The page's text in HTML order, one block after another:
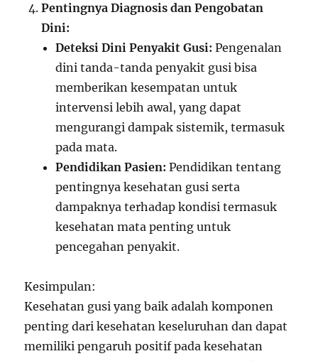
Pentingnya Diagnosis dan Pengobatan
Dini:
Deteksi Dini Penyakit Gusi: Pengenalan
dini tanda-tanda penyakit gusi bisa
memberikan kesempatan untuk
intervensi lebih awal, yang dapat
mengurangi dampak sistemik, termasuk
pada mata.
Pendidikan Pasien: Pendidikan tentang
pentingnya kesehatan gusi serta
dampaknya terhadap kondisi termasuk
kesehatan mata penting untuk
pencegahan penyakit.
Kesimpulan:
Kesehatan gusi yang baik adalah komponen
penting dari kesehatan keseluruhan dan dapat
memiliki pengaruh positif pada kesehatan